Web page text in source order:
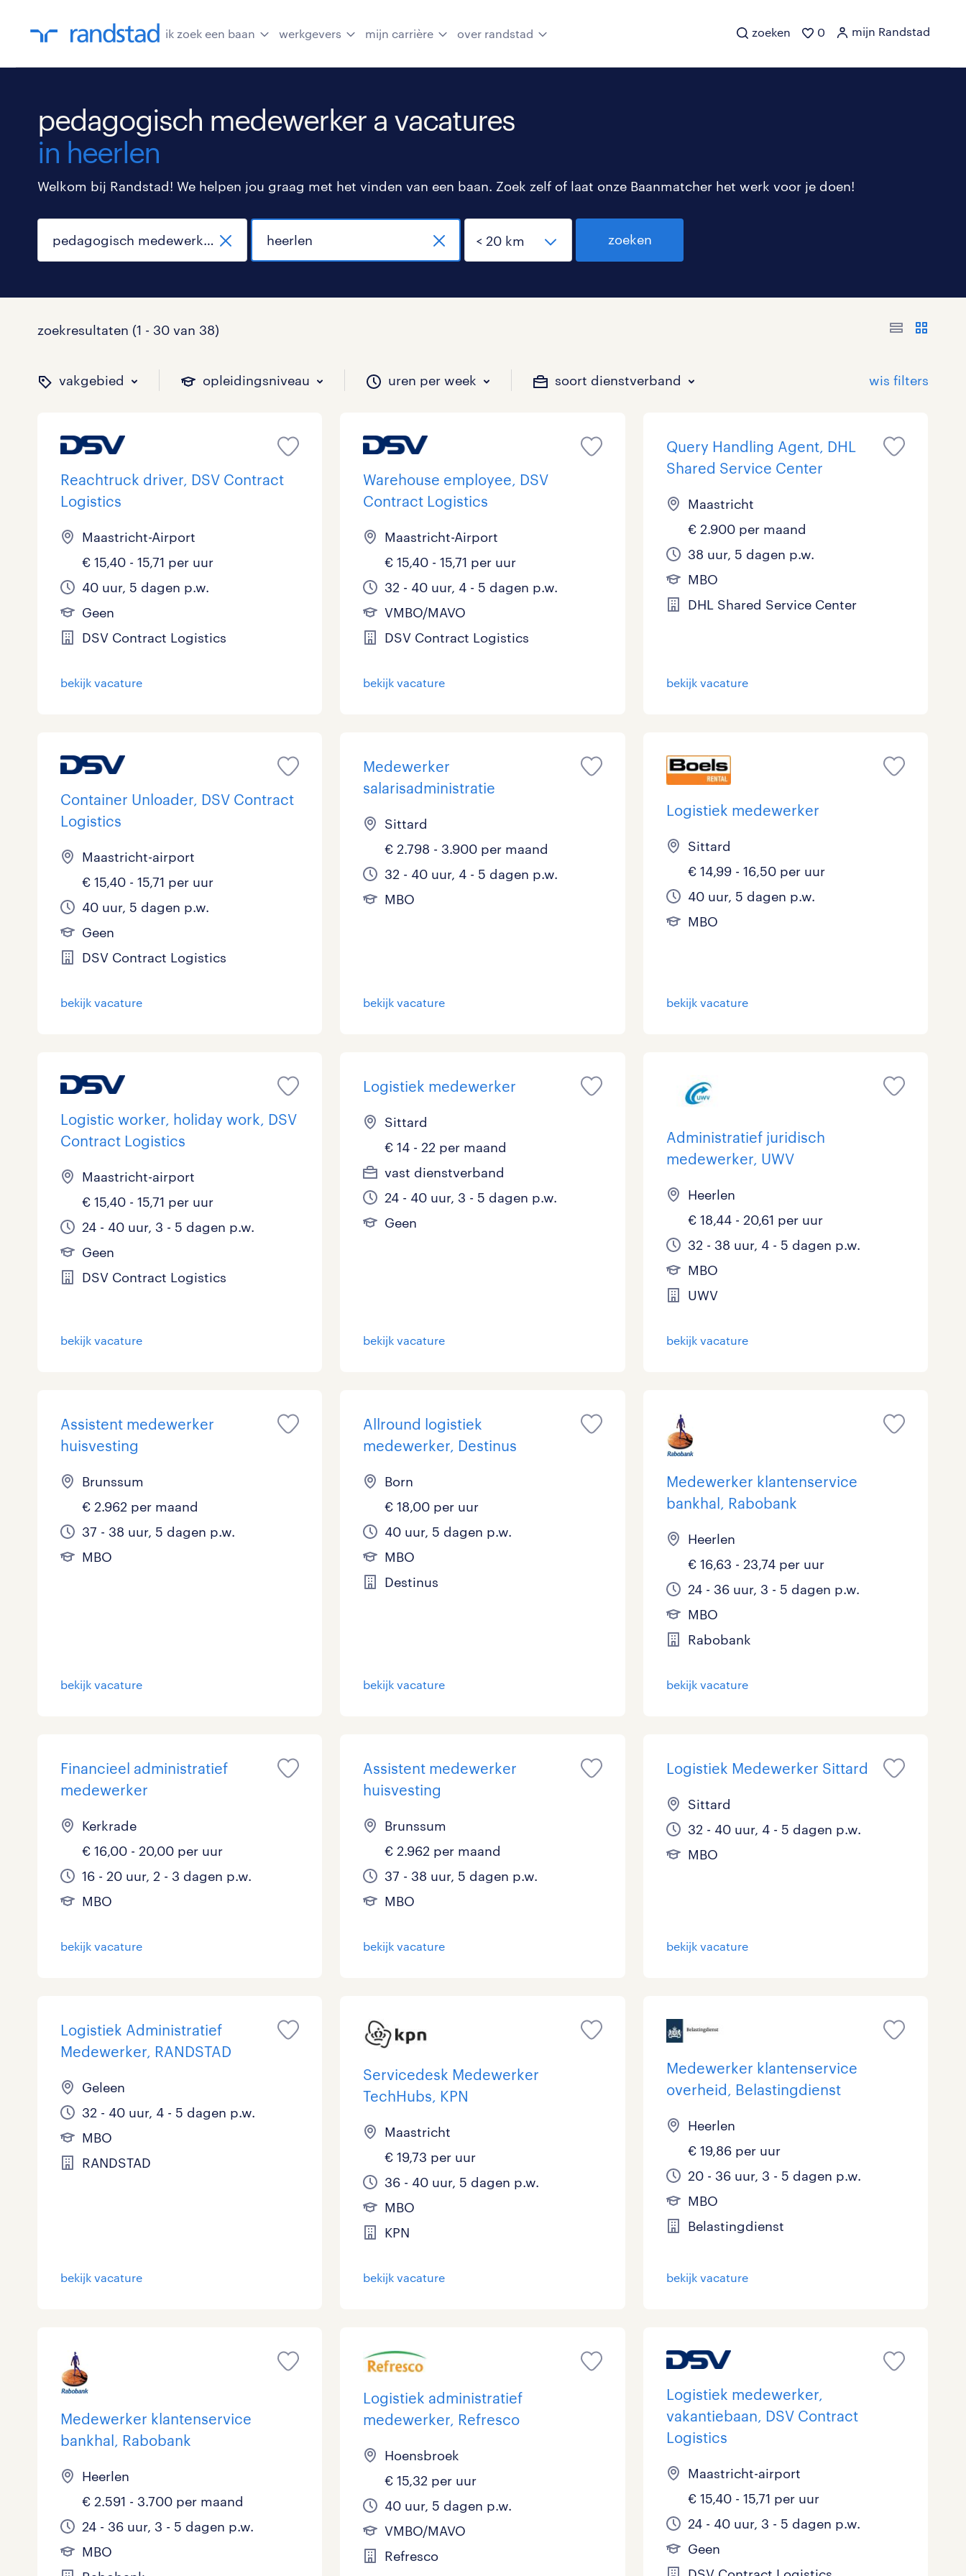
ik zoek een baan werkgevers mijn carrière over randstad zoeken 0 mijn Randstad
pedagogisch medewerker a vacatures
in heerlen
Welkom bij Randstad! We helpen jou graag met het vinden van een baan. Zoek zelf of laat onze Baanmatcher het werk voor je doen!
zoeken
zoekresultaten (1 - 30 van 38)
vakgebied opleidingsniveau uren per week soort dienstverband
binnen welk vakgebied wil je werken?
Administratief Beveiliging 0
Callcenter / Contactcenter Chauffeurs 2 Commercieel / Verkoop 1
Engineering 0 Financieel 2 Horeca / Catering 0
ICT Industrieel / Productie
Secretarieel Supply chain & procurement Techniek 4
Webcare 0
op welk niveau zoek je vacatures?
Basisonderwijs Geen HAVO/VWO 0
HBO 1 LBO, MAVO, VMBO 0 MBO 20
MBO, HAVO, VWO 0 Master 0 Ondersteunend onderwijs
VMBO/MAVO WO 0
hoeveel uren per week wil je werken?
0 - 8 uur 9 - 16 uur 5 17 - 24 uur 7
25 - 32 uur 8 33 - 36 uur 6 37 - 40+ uur 12
toon 38 resultaten
welk soort dienstverband zou jij willen?
Detachering Tijdelijk Tijdelijk met uitzicht op vast
Vast 1
toon 38 resultaten
Reachtruck driver, DSV Contract
Logistics
Maastricht-Airport
€ 15,40 - 15,71 per uur
40 uur, 5 dagen p.w.
Geen
DSV Contract Logistics
bekijk vacature
Warehouse employee, DSV
Contract Logistics
Maastricht-Airport
€ 15,40 - 15,71 per uur
32 - 40 uur, 4 - 5 dagen p.w.
VMBO/MAVO
DSV Contract Logistics
bekijk vacature
Query Handling Agent, DHL
Shared Service Center
Maastricht
€ 2.900 per maand
38 uur, 5 dagen p.w.
MBO
DHL Shared Service Center
bekijk vacature
Container Unloader, DSV Contract
Logistics
Maastricht-airport
€ 15,40 - 15,71 per uur
40 uur, 5 dagen p.w.
Geen
DSV Contract Logistics
bekijk vacature
Medewerker
salarisadministratie
Sittard
€ 2.798 - 3.900 per maand
32 - 40 uur, 4 - 5 dagen p.w.
MBO
bekijk vacature
Logistiek medewerker
Sittard
€ 14,99 - 16,50 per uur
40 uur, 5 dagen p.w.
MBO
bekijk vacature
Logistic worker, holiday work, DSV
Contract Logistics
Maastricht-airport
€ 15,40 - 15,71 per uur
24 - 40 uur, 3 - 5 dagen p.w.
Geen
DSV Contract Logistics
bekijk vacature
Logistiek medewerker
Sittard
€ 14 - 22 per maand
vast dienstverband
24 - 40 uur, 3 - 5 dagen p.w.
Geen
bekijk vacature
Administratief juridisch
medewerker, UWV
Heerlen
€ 18,44 - 20,61 per uur
32 - 38 uur, 4 - 5 dagen p.w.
MBO
UWV
bekijk vacature
Assistent medewerker
huisvesting
Brunssum
€ 2.962 per maand
37 - 38 uur, 5 dagen p.w.
MBO
bekijk vacature
Allround logistiek
medewerker, Destinus
Born
€ 18,00 per uur
40 uur, 5 dagen p.w.
MBO
Destinus
bekijk vacature
Medewerker klantenservice
bankhal, Rabobank
Heerlen
€ 16,63 - 23,74 per uur
24 - 36 uur, 3 - 5 dagen p.w.
MBO
Rabobank
bekijk vacature
Financieel administratief
medewerker
Kerkrade
€ 16,00 - 20,00 per uur
16 - 20 uur, 2 - 3 dagen p.w.
MBO
bekijk vacature
Assistent medewerker
huisvesting
Brunssum
€ 2.962 per maand
37 - 38 uur, 5 dagen p.w.
MBO
bekijk vacature
Logistiek Medewerker Sittard
Sittard
32 - 40 uur, 4 - 5 dagen p.w.
MBO
bekijk vacature
Logistiek Administratief
Medewerker, RANDSTAD
Geleen
32 - 40 uur, 4 - 5 dagen p.w.
MBO
RANDSTAD
bekijk vacature
Servicedesk Medewerker
TechHubs, KPN
Maastricht
€ 19,73 per uur
36 - 40 uur, 5 dagen p.w.
MBO
KPN
bekijk vacature
Medewerker klantenservice
overheid, Belastingdienst
Heerlen
€ 19,86 per uur
20 - 36 uur, 3 - 5 dagen p.w.
MBO
Belastingdienst
bekijk vacature
Medewerker klantenservice
bankhal, Rabobank
Heerlen
€ 2.591 - 3.700 per maand
24 - 36 uur, 3 - 5 dagen p.w.
MBO
Logistiek administratief
medewerker, Refresco
Hoensbroek
€ 15,32 per uur
40 uur, 5 dagen p.w.
VMBO/MAVO
Refresco
Logistiek medewerker,
vakantiebaan, DSV Contract
Logistics
Maastricht-airport
€ 15,40 - 15,71 per uur
24 - 40 uur, 3 - 5 dagen p.w.
Geen